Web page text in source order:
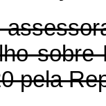
sobre
pela